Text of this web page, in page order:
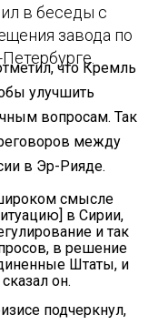
в беседы с
завода по
что Кремль
улучшить
вопросам. Так
между
в Эр-Рияде.
смысле
в Сирии,
и так
в решение
Штаты, и
он.
подчеркнул,